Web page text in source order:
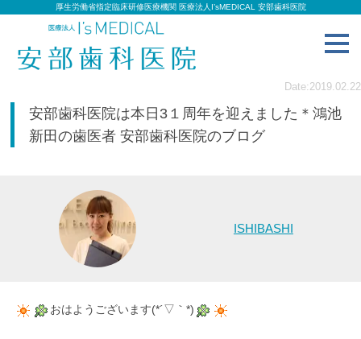
厚生労働省指定臨床研修医療機関 医療法人I’sMEDICAL 安部歯科医院
Date:2019.02.22
安部歯科医院は本日3１周年を迎えました＊鴻池
新田の歯医者 安部歯科医院のブログ
ISHIBASHI
おはようございます(*´▽｀*)